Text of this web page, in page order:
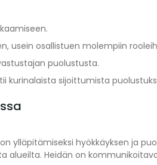
usein osallistuen molempiin
puolustusta.
sijoittumista
hyökkäyksen ja
Heidän on